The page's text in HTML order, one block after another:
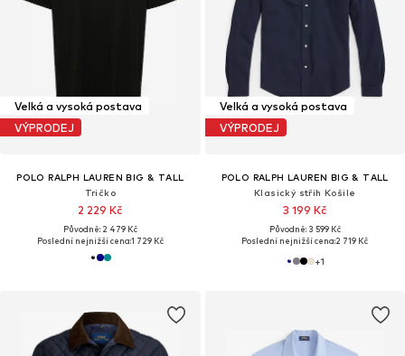
Velká a vysoká postava
VÝPRODEJ
POLO RALPH LAUREN BIG & TALL
Tričko
2 229 Kč
Původně: 2 479 Kč
Poslední nejnižší cena:1 729 Kč
Velká a vysoká postava
VÝPRODEJ
POLO RALPH LAUREN BIG & TALL
Klasický střih Košile
3 199 Kč
Původně: 3 599 Kč
Poslední nejnižší cena:2 719 Kč
+1